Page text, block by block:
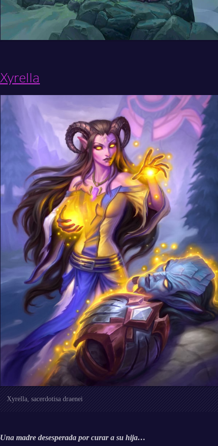
Xyrella
Xyrella, sacerdotisa draenei
Una madre desesperada por curar a su hija…